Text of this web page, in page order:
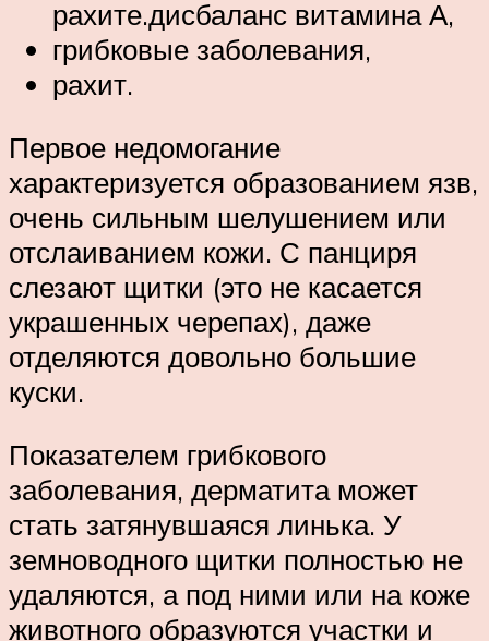
рахите.дисбаланс витамина А,
грибковые заболевания,
рахит.
Первое недомогание
характеризуется образованием язв,
очень сильным шелушением или
отслаиванием кожи. С панциря
слезают щитки (это не касается
украшенных черепах), даже
отделяются довольно большие
куски.
Показателем грибкового
заболевания, дерматита может
стать затянувшаяся линька. У
земноводного щитки полностью не
удаляются, а под ними или на коже
животного образуются участки и